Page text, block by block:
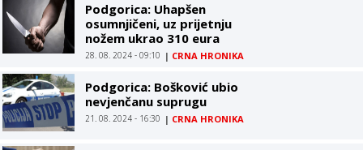
Podgorica: Uhapšen
osumnjičeni, uz prijetnju
nožem ukrao 310 eura
28. 08. 2024 - 09:10 | CRNA HRONIKA
Podgorica: Bošković ubio
nevjenčanu suprugu
21. 08. 2024 - 16:30 | CRNA HRONIKA